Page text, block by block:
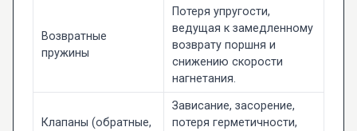
Возвратные
пружины
Потеря упругости,
ведущая к замедленному
возврату поршня и
снижению скорости
нагнетания.
Клапаны (обратные,
Зависание, засорение,
потеря герметичности,